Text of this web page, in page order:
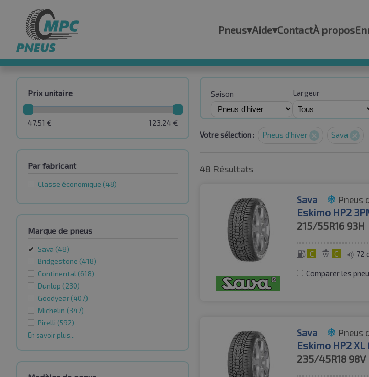
Pneus▾Aide▾ContactÀ propos
Prix unitaire
123.24 €
47.51 €
Par fabricant
Classe économique (48)
Marque de pneus
Sava (48)
Bridgestone (418)
Continental (618)
Dunlop (230)
Goodyear (407)
Michelin (347)
Pirelli (592)
En savoir plus...
Saison Largeur
Votre sélection : Pneus d'hiver Sava
48 Résultats
Sava Pneus
Eskimo HP2
215/55R16 93H
C C 72
Comparer les
Sava Pneus
Eskimo HP2 XL
235/45R18 98V